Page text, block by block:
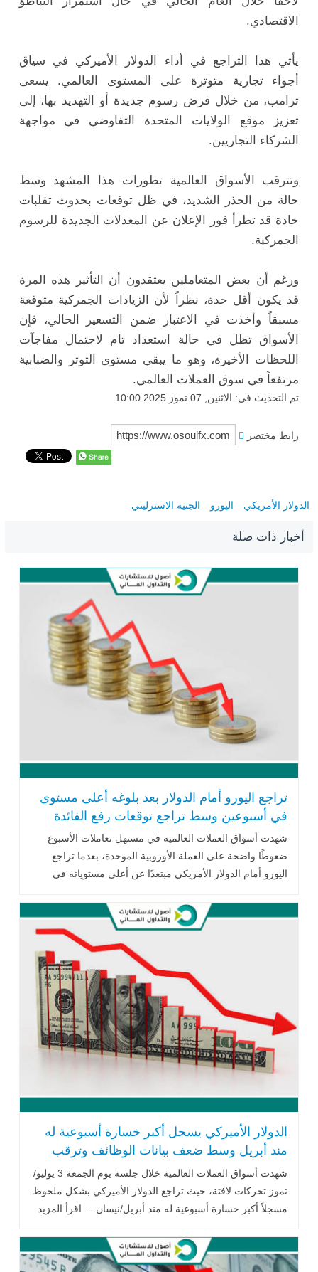
الاقتصادي.
يأتي هذا التراجع في أداء الدولار الأميركي في سياق
أجواء تجارية متوترة على المستوى العالمي. يسعى
ترامب، من خلال فرض رسوم جديدة أو التهديد بها، إلى
تعزيز موقع الولايات المتحدة التفاوضي في مواجهة
الشركاء التجاريين.
وتترقب الأسواق العالمية تطورات هذا المشهد وسط
حالة من الحذر الشديد، في ظل توقعات بحدوث تقلبات
حادة قد تطرأ فور الإعلان عن المعدلات الجديدة للرسوم
الجمركية.
ورغم أن بعض المتعاملين يعتقدون أن التأثير هذه المرة
قد يكون أقل حدة، نظراً لأن الزيادات الجمركية متوقعة
مسبقاً وأخذت في الاعتبار ضمن التسعير الحالي، فإن
الأسواق تظل في حالة استعداد تام لاحتمال مفاجآت
اللحظات الأخيرة، وهو ما يبقي مستوى التوتر والضبابية
مرتفعاً في سوق العملات العالمي.
تم التحديث في: الاثنين, 07 تموز 2025 10:00
رابط مختصر
الدولار الأمريكي اليورو الجنيه الاسترليني
أخبار ذات صلة
تراجع اليورو أمام الدولار بعد بلوغه أعلى مستوى
في أسبوعين وسط تراجع توقعات رفع الفائدة
الأوروبية
شهدت أسواق العملات العالمية في مستهل تعاملات الأسبوع
ضغوطًا واضحة على العملة الأوروبية الموحدة، بعدما تراجع
اليورو أمام الدولار الأمريكي مبتعدًا عن أعلى مستوياته في
الدولار الأميركي يسجل أكبر خسارة أسبوعية له
منذ أبريل وسط ضعف بيانات الوظائف وترقب
الفيدرالي
شهدت أسواق العملات العالمية خلال جلسة يوم الجمعة 3 يوليو/
تموز تحركات لافتة، حيث تراجع الدولار الأميركي بشكل ملحوظ
مسجلاً أكبر خسارة أسبوعية له منذ أبريل/نيسان. .. اقرأ المزيد